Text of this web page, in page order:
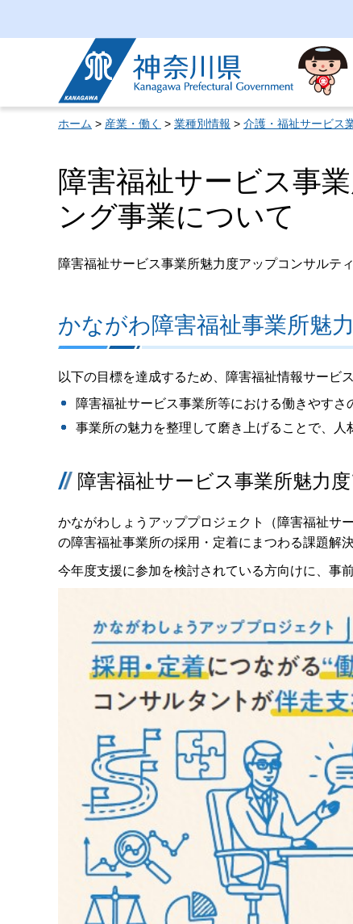
神奈川県
ホーム > 産業・働く > 業種別情報 > 介護・福祉サービス
障害福祉サービス事
ング事業について
障害福祉サービス事業所魅力度アップコンサルテ
かながわ障害福祉事業所魅
以下の目標を達成するため、障害福祉情報サービ
障害福祉サービス事業所等における働きやすさ
事業所の魅力を整理して磨き上げることで、人
障害福祉サービス事業所魅力
かながわしょうアッププロジェクト（障害福祉サ
の障害福祉事業所の採用・定着にまつわる課題解
今年度支援に参加を検討されている方向けに、事